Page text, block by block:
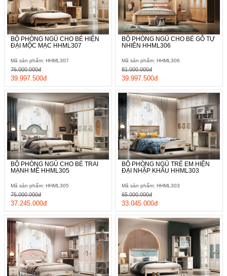
BỘ PHÒNG NGỦ CHO BÉ HIỆN
ĐẠI MỘC MẠC HHML307
Mã sản phẩm: HHML307
39.997.500đ
76.000.000đ
BỘ PHÒNG NGỦ CHO BÉ GỖ TỰ
NHIÊN HHML306
Mã sản phẩm: HHML306
39.997.500đ
81.000.000đ
BỘ PHÒNG NGỦ CHO BÉ TRAI
MẠNH MẼ HHML305
Mã sản phẩm: HHML305
37.245.000đ
75.000.000đ
BỘ PHÒNG NGỦ TRẺ EM HIỆN
ĐẠI NHẬP KHẨU HHML303
Mã sản phẩm: HHML303
33.045.000đ
65.000.000đ